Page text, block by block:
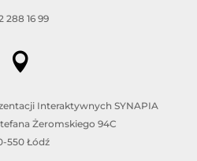
288 16 99

Interaktywnych SYNAPIA
Żeromskiego 94C
550 Łódź